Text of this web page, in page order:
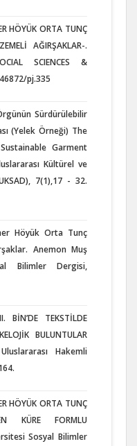
HÖYÜK ORTA TUNÇ
AĞIRŞAKLAR-.
SCIENCES &
pj.335
Sürdürülebilir
(Yelek Örneği) The
Garment
Kültürel ve
7(1),17 - 32.
Höyük Orta Tunç
Anemon Muş
Bilimler Dergisi,
TEKSTİLDE
BULUNTULAR
Hakemli
HÖYÜK ORTA TUNÇ
KÜRE FORMLU
Sosyal Bilimler